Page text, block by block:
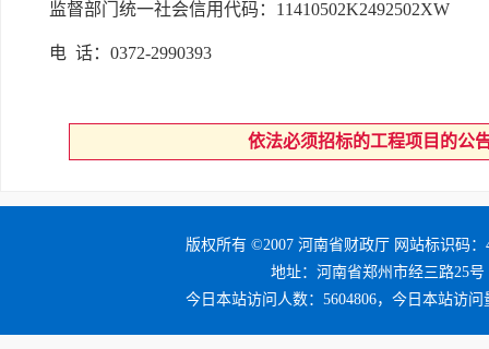
监督部门统一社会信用代码： 11410502K2492502XW
电 话： 0372-2990393
依法必须招标的工程项目的公
版权所有 ©2007 河南省财政厅 网站标识码：
地址：河南省郑州市经三路25号
今日本站访问人数：5604806，今日本站访问